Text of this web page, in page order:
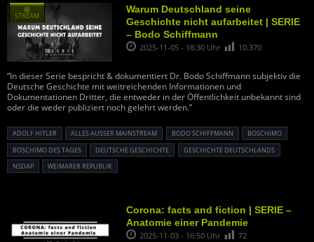
Warum Deutschland seine
Geschichte nicht aufarbeitet | SERIE
– Bodo Schiffmann
2025-11-05 - 18:30 Uhr 10.370
“In dieser Serie bespricht & dokumentiert Dr. Bodo Schiffmann subjektiv die
Deutsche Geschichte mit weitreichenden Informationen und
Dokumentationen Dritter, die entweder in der Öffentlichkeit unbekannt sind
oder die weder publiziert noch gelehrt werden.”
ADOLF HITLER ALLES AUSSER MAINSTREAM BODO SCHIFFMANN
BOSCHIMO
BOSCHIMO DES TAGES
DEUTSCHE GESCHICHTE
GESCHICHTE DEUTSCHLANDS
NSDAP
WEIMARER REPUBLIK
種
STREAM
Corona: facts and fiction | SERIE –
Anatomie einer Pandemie
2025-11-03 - 16:50 Uhr 72